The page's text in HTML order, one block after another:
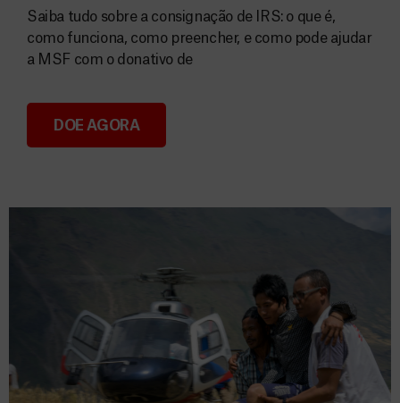
Consignação do IRS 2026
Saiba tudo sobre a consignação de IRS: o que é,
como funciona, como preencher, e como pode ajudar
a MSF com o donativo de
DOE AGORA